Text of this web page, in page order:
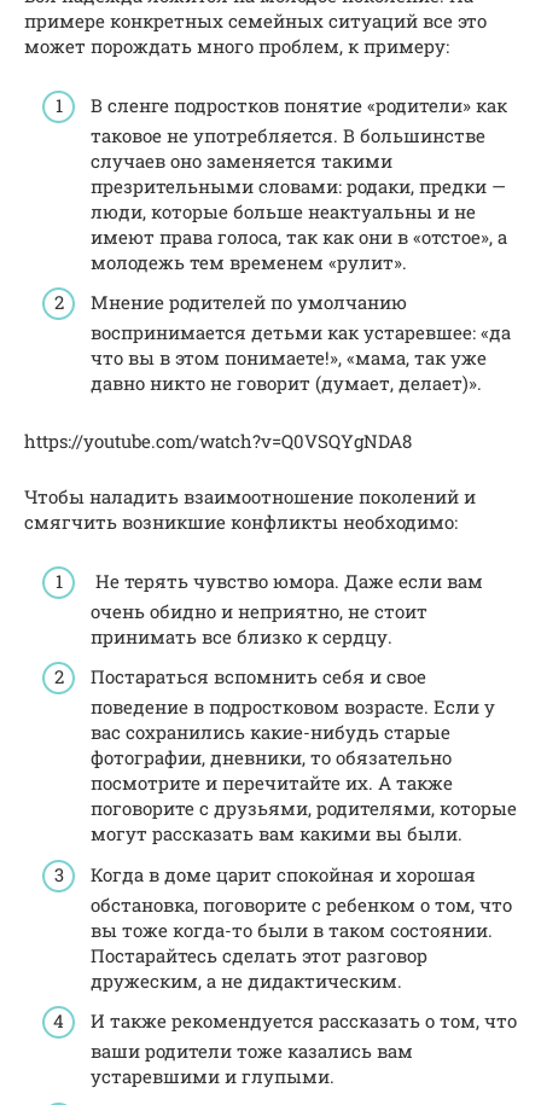
примере конкретных семейных ситуаций все это
может порождать много проблем, к примеру:
В сленге подростков понятие «родители» как
таковое не употребляется. В большинстве
случаев оно заменяется такими
презрительными словами: родаки, предки —
люди, которые больше неактуальны и не
имеют права голоса, так как они в «отстое», а
молодежь тем временем «рулит».
Мнение родителей по умолчанию
воспринимается детьми как устаревшее: «да
что вы в этом понимаете!», «мама, так уже
давно никто не говорит (думает, делает)».
https://youtube.com/watch?v=Q0VSQYgNDA8
Чтобы наладить взаимоотношение поколений и
смягчить возникшие конфликты необходимо:
Не терять чувство юмора. Даже если вам
очень обидно и неприятно, не стоит
принимать все близко к сердцу.
Постараться вспомнить себя и свое
поведение в подростковом возрасте. Если у
вас сохранились какие-нибудь старые
фотографии, дневники, то обязательно
посмотрите и перечитайте их. А также
поговорите с друзьями, родителями, которые
могут рассказать вам какими вы были.
Когда в доме царит спокойная и хорошая
обстановка, поговорите с ребенком о том, что
вы тоже когда-то были в таком состоянии.
Постарайтесь сделать этот разговор
дружеским, а не дидактическим.
И также рекомендуется рассказать о том, что
ваши родители тоже казались вам
устаревшими и глупыми.